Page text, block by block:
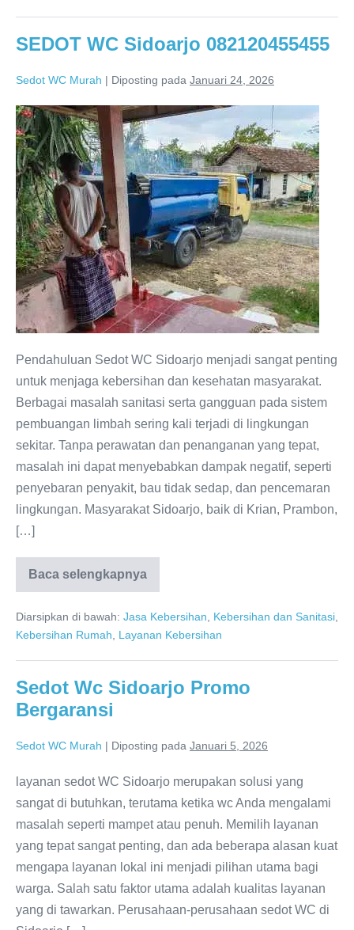
Sanitasi
24
SEDOT WC Sidoarjo 082120455455
Sedot WC Murah | Diposting pada Januari 24, 2026
SEDOT
WC
Sidoarjo
082120455455
Pendahuluan Sedot WC Sidoarjo menjadi sangat penting
untuk menjaga kebersihan dan kesehatan masyarakat.
Berbagai masalah sanitasi serta gangguan pada sistem
pembuangan limbah sering kali terjadi di lingkungan
sekitar. Tanpa perawatan dan penanganan yang tepat,
masalah ini dapat menyebabkan dampak negatif, seperti
penyebaran penyakit, bau tidak sedap, dan pencemaran
lingkungan. Masyarakat Sidoarjo, baik di Krian, Prambon,
[…]
Baca selengkapnya
SEDOT
WC
082120455455
Diarsipkan di bawah: Jasa Kebersihan Kebersihan dan Sanitasi
Kebersihan Rumah
Layanan Kebersihan
Sedot Wc Sidoarjo Promo
Bergaransi
Sedot WC Murah | Diposting pada Januari 5, 2026
layanan sedot WC Sidoarjo merupakan solusi yang
sangat di butuhkan, terutama ketika wc Anda mengalami
masalah seperti mampet atau penuh. Memilih layanan
yang tepat sangat penting, dan ada beberapa alasan kuat
mengapa layanan lokal ini menjadi pilihan utama bagi
warga. Salah satu faktor utama adalah kualitas layanan
yang di tawarkan. Perusahaan-perusahaan sedot WC di